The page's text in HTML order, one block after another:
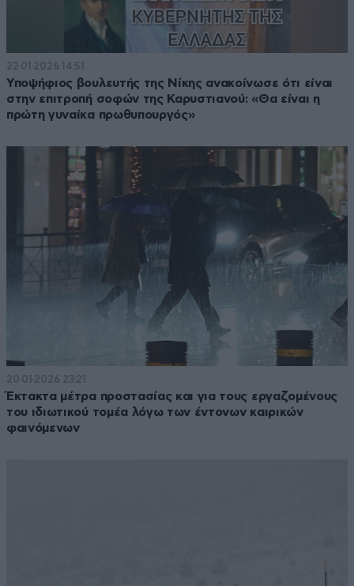
22·01·2026 14:51
Υποψήφιος βουλευτής της Νίκης ανακοίνωσε ότι είναι
στην επιτροπή σοφών της Καρυστιανού: «Θα είναι η
πρώτη γυναίκα πρωθυπουργός»
20·01·2026 23:21
Έκτακτα μέτρα προστασίας και για τους εργαζομένους
του ιδιωτικού τομέα λόγω των έντονων καιρικών
φαινόμενων